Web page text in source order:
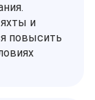
и
повысить